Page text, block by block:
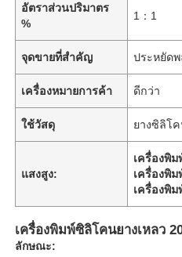
อัตราส่วนปริมาตร
%
1：1
จุดขายที่สำคัญ ประหยัด
เครื่องหมายการค้า ดีกว่า
ใช้วัสดุ ยางซิลิโค
แสงสูง:
เครื่องพิ
เครื่องพิ
เครื่องพิ
เครื่องพิมพ์ซิลิโคนยางเหลว
ลักษณะ: